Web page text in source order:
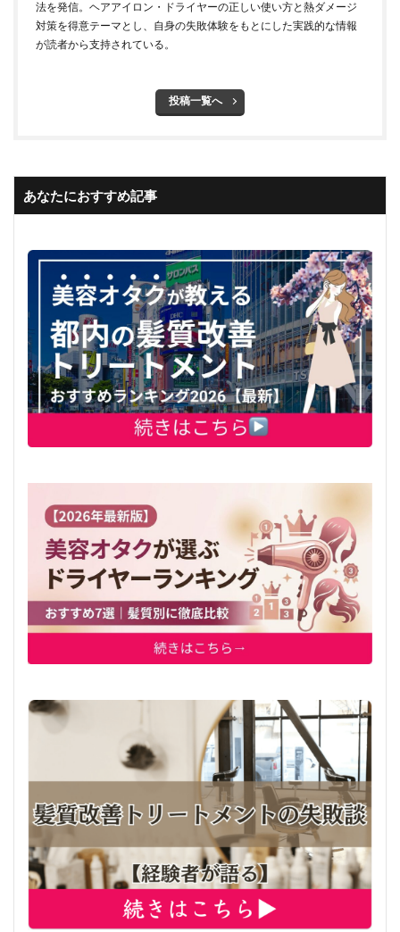
法を発信。ヘアアイロン・ドライヤーの正しい使い方と熱ダメージ
対策を得意テーマとし、自身の失敗体験をもとにした実践的な情報
が読者から支持されている。
投稿一覧へ
あなたにおすすめ記事